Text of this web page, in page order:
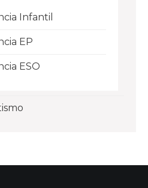
Infantil
EP
ESO